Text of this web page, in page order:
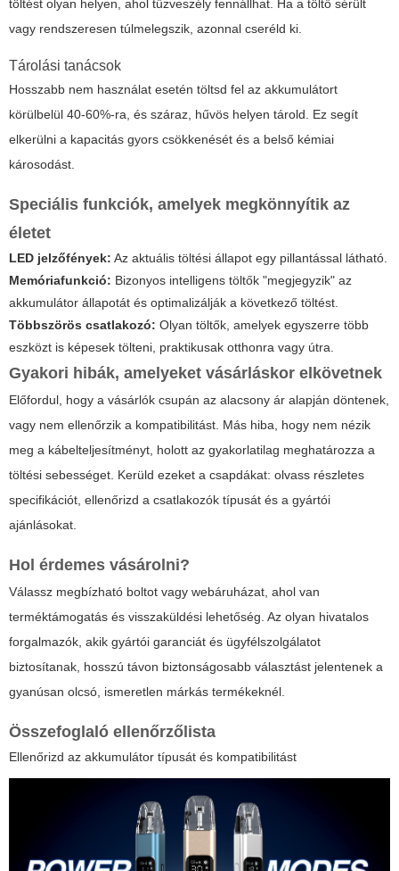
töltést olyan helyen, ahol tűzveszély fennállhat. Ha a töltő sérült
vagy rendszeresen túlmelegszik, azonnal cseréld ki.
Tárolási tanácsok
Hosszabb nem használat esetén töltsd fel az akkumulátort
körülbelül 40-60%-ra, és száraz, hűvös helyen tárold. Ez segít
elkerülni a kapacitás gyors csökkenését és a belső kémiai
károsodást.
Speciális funkciók, amelyek megkönnyítik az
életet
LED jelzőfények: Az aktuális töltési állapot egy pillantással látható.
Memóriafunkció: Bizonyos intelligens töltők "megjegyzik" az
akkumulátor állapotát és optimalizálják a következő töltést.
Többszörös csatlakozó: Olyan töltők, amelyek egyszerre több
eszközt is képesek tölteni, praktikusak otthonra vagy útra.
Gyakori hibák, amelyeket vásárláskor elkövetnek
Előfordul, hogy a vásárlók csupán az alacsony ár alapján döntenek,
vagy nem ellenőrzik a kompatibilitást. Más hiba, hogy nem nézik
meg a kábelteljesítményt, holott az gyakorlatilag meghatározza a
töltési sebességet. Kerüld ezeket a csapdákat: olvass részletes
specifikációt, ellenőrizd a csatlakozók típusát és a gyártói
ajánlásokat.
Hol érdemes vásárolni?
Válassz megbízható boltot vagy webáruházat, ahol van
terméktámogatás és visszaküldési lehetőség. Az olyan hivatalos
forgalmazók, akik gyártói garanciát és ügyfélszolgálatot
biztosítanak, hosszú távon biztonságosabb választást jelentenek a
gyanúsan olcsó, ismeretlen márkás termékeknél.
Összefoglaló ellenőrzőlista
Ellenőrizd az akkumulátor típusát és kompatibilitást